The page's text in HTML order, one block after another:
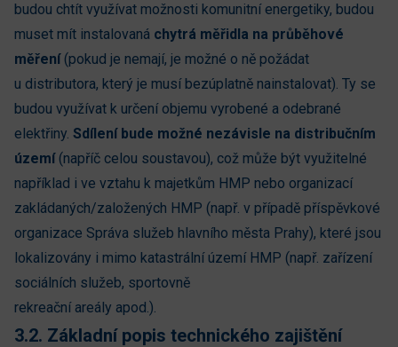
budou chtít využívat možnosti komunitní energetiky, budou
muset mít instalovaná chytrá měřidla na průběhové
měření(pokud je nemají, je možné o ně požádat
u distributora, který je musí bezúplatně nainstalovat). Ty se
budou využívat k určení objemu vyrobené a odebrané
elektřiny. Sdílení bude možné nezávisle na distribučním
území(napříč celou soustavou), což může být využitelné
například i ve vztahu k majetkům HMP nebo organizací
zakládaných/založených HMP (např. v případě příspěvkové
organizace Správa služeb hlavního města Prahy), které jsou
lokalizovány i mimo katastrální území HMP (např. zařízení
sociálních služeb, sportovně
rekreační areály apod.).
3.2. Základní popis technického zajištění